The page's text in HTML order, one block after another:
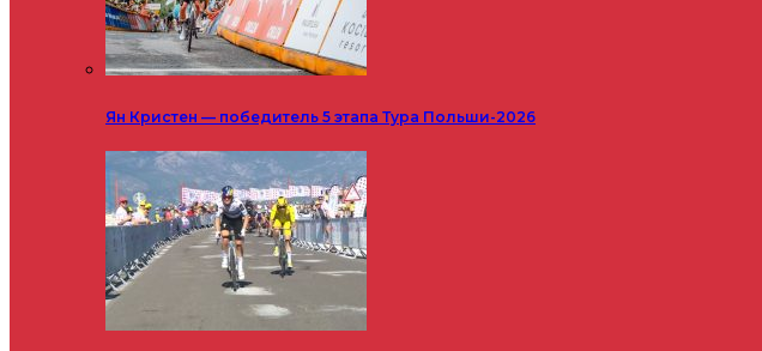
Ян Кристен — победитель 5 этапа Тура Польши-2026